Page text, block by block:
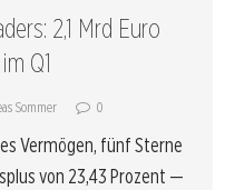
2,1 Mrd Euro
Q1
Sommer 0
Vermögen, fünf Sterne
von 23,43 Prozent —